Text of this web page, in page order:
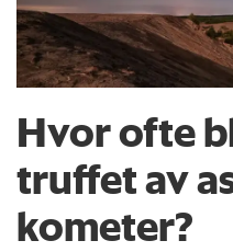
Hvor ofte
truffet av
kometer?